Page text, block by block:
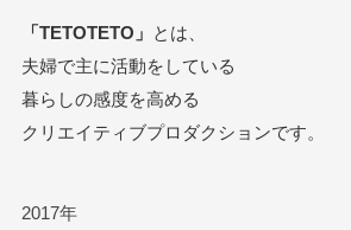
「TETOTETO」 とは、
夫婦で主に活動をしている
暮らしの感度を高める
クリエイティブプロダクションです。
2017年